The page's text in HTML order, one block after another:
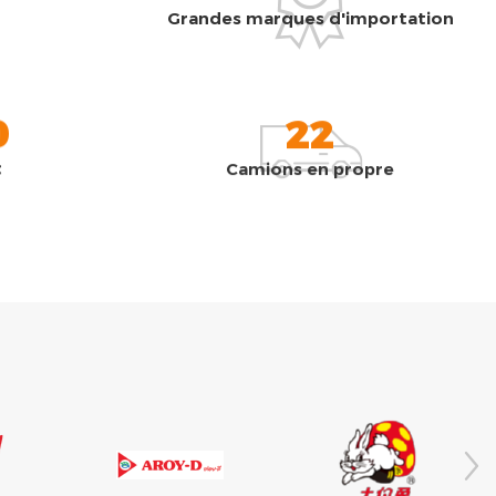
Grandes marques d'importation
22
Camions en propre